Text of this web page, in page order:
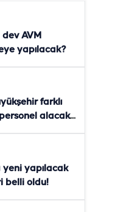
dev AVM
yapılacak?
farklı
alacak!
yeni yapılacak
belli oldu!